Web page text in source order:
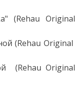
(Rehau Original
(Rehau Original
(Rehau Original